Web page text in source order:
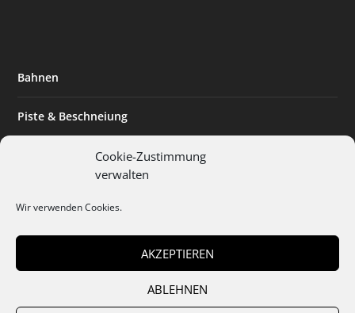
Cookie-Zustimmung
verwalten
Wir verwenden Cookies.
AKZEPTIEREN
ABLEHNEN
Bahnen
Piste & Beschneiung
Expertise & Technik